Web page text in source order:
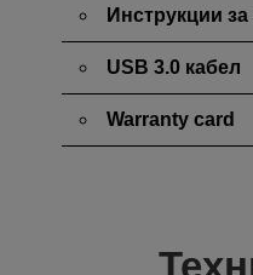
Инструкции
USB 3.0 кабел
Warranty card